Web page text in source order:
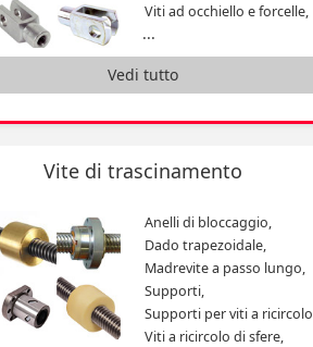
Viti ad occhiello e forcelle,
...
Vedi tutto
Vite di trascinamento
Anelli di bloccaggio,
Dado trapezoidale,
Madrevite a passo lungo,
Supporti,
Viti a ricircolo di sfere,